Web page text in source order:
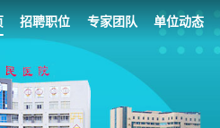
招聘职位 专家团队 单位动态